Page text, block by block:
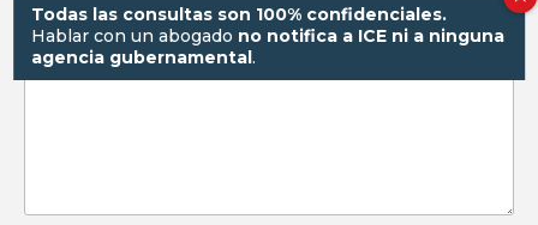
¿Cómo
pasó
Todas las consultas son 100% confidenciales.
Hablar con un abogado no notifica a ICE ni a ninguna
agencia gubernamental.